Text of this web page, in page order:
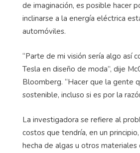
de imaginación, es posible hacer
inclinarse a la energía eléctrica
automóviles.
“Parte de mi visión sería algo así
Tesla en diseño de moda”, dije
Bloomberg. “Hacer que la gente
sostenible, incluso si es por la
La investigadora se refiere al
costos que tendría, en un
hecha de algas u otros materiales